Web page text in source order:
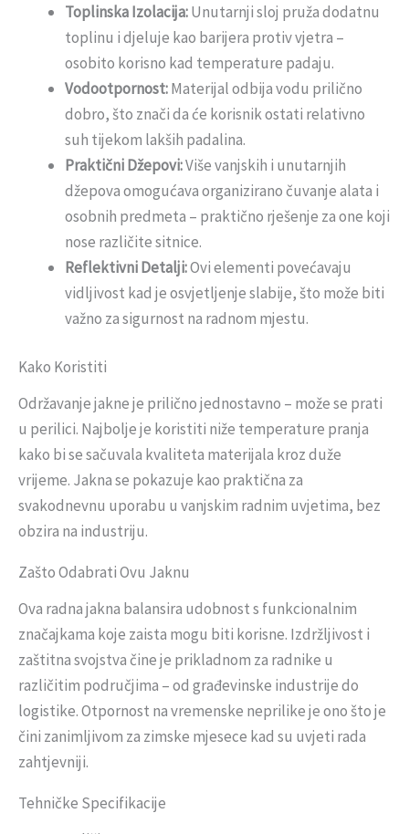
Toplinska Izolacija:Unutarnji sloj pruža dodatnu
toplinu i djeluje kao barijera protiv vjetra –
osobito korisno kad temperature padaju.
Vodootpornost:Materijal odbija vodu prilično
dobro, što znači da će korisnik ostati relativno
suh tijekom lakših padalina.
Praktični Džepovi:Više vanjskih i unutarnjih
džepova omogućava organizirano čuvanje alata i
osobnih predmeta – praktično rješenje za one koji
nose različite sitnice.
Reflektivni Detalji:Ovi elementi povećavaju
vidljivost kad je osvjetljenje slabije, što može biti
važno za sigurnost na radnom mjestu.
Kako Koristiti
Održavanje jakne je prilično jednostavno – može se prati
u perilici. Najbolje je koristiti niže temperature pranja
kako bi se sačuvala kvaliteta materijala kroz duže
vrijeme. Jakna se pokazuje kao praktična za
svakodnevnu uporabu u vanjskim radnim uvjetima, bez
obzira na industriju.
Zašto Odabrati Ovu Jaknu
Ova radna jakna balansira udobnost s funkcionalnim
značajkama koje zaista mogu biti korisne. Izdržljivost i
zaštitna svojstva čine je prikladnom za radnike u
različitim područjima – od građevinske industrije do
logistike. Otpornost na vremenske neprilike je ono što je
čini zanimljivom za zimske mjesece kad su uvjeti rada
zahtjevniji.
Tehničke Specifikacije